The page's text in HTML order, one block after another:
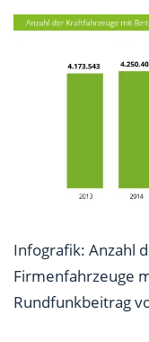
Infografik: Anzahl
Firmenfahrzeuge
Rundfunkbeitrag